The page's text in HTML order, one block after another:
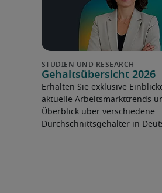
Gehaltsübersicht 2026
Erhalten Sie exklusive
aktuelle Arbeitsmarkttrends
Überblick über verschiedene
Durchschnittsgehälter in